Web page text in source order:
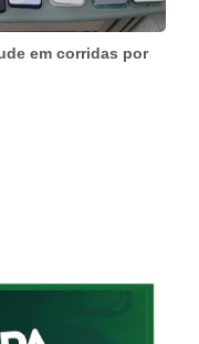
em corridas por